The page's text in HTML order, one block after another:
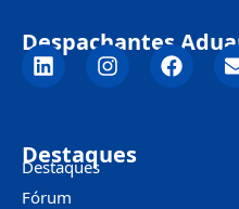
Despachantes
Destaques
Destaques
Fórum